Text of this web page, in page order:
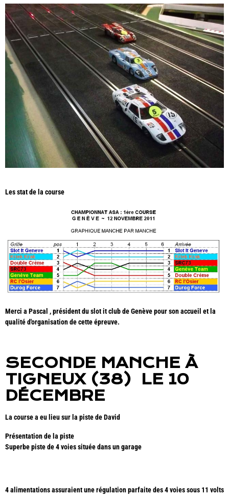
Les stat de la course
Merci a Pascal , président du slot it club de Genève pour son accueil et la
qualité d'organisation de cette épreuve.
SECONDE MANCHE À
TIGNEUX (38) LE 10
DÉCEMBRE
La course a eu lieu sur la piste de David
Présentation de la piste
Superbe piste de 4 voies située dans un garage
4 alimentations assuraient une régulation parfaite des 4 voies sous 11 volts